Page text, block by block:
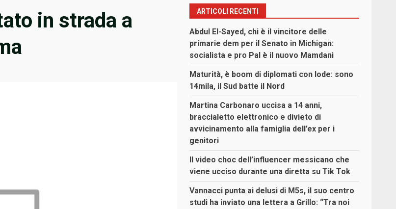
in strada a
ARTICOLI RECENTI
Abdul El-Sayed, chi è il vincitore delle
primarie dem per il Senato in Michigan:
socialista e pro Pal è il nuovo Mamdani
Maturità, è boom di diplomati con lode: sono
14mila, il Sud batte il Nord
Martina Carbonaro uccisa a 14 anni,
braccialetto elettronico e divieto di
avvicinamento alla famiglia dell’ex per i
genitori
Il video choc dell’influencer messicano che
viene ucciso durante una diretta su Tik Tok
Vannacci punta ai delusi di M5s, il suo centro
studi ha inviato una lettera a Grillo: “Tra noi